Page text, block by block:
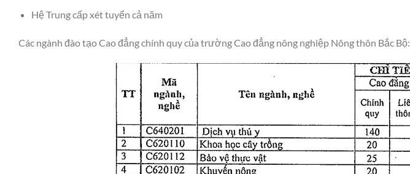
Hệ Trung cấp xét tuyển cả năm
Các ngành đào tạo Cao đẳng chính quy của trường Cao đẳng nông nghiệp Nông thôn Bắc Bộ: